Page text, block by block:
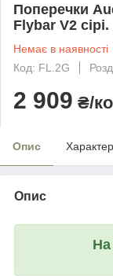
Поперечки
Flybar V2
Немає в наявності
Код: FL.2G
2 909 ₴/
Опис
Опис
На